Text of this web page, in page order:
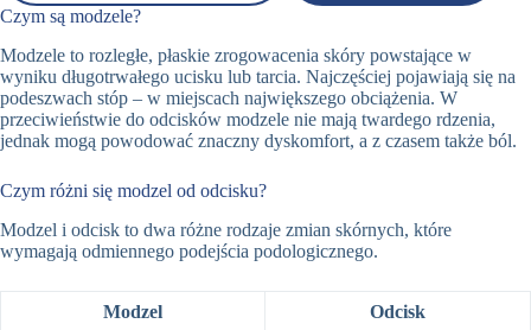
Czym są modzele?
Modzele to rozległe, płaskie zrogowacenia skóry powstające w
wyniku długotrwałego ucisku lub tarcia. Najczęściej pojawiają się na
podeszwach stóp – w miejscach największego obciążenia. W
przeciwieństwie do odcisków modzele nie mają twardego rdzenia,
jednak mogą powodować znaczny dyskomfort, a z czasem także ból.
Czym różni się modzel od odcisku?
Modzel i odcisk to dwa różne rodzaje zmian skórnych, które
wymagają odmiennego podejścia podologicznego.
Modzel Odcisk